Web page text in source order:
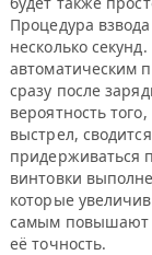
Процедура
несколько
автоматическим
сразу после
вероятность
выстрел,
придерживаться
винтовки
которые
самым повышают
её точность.